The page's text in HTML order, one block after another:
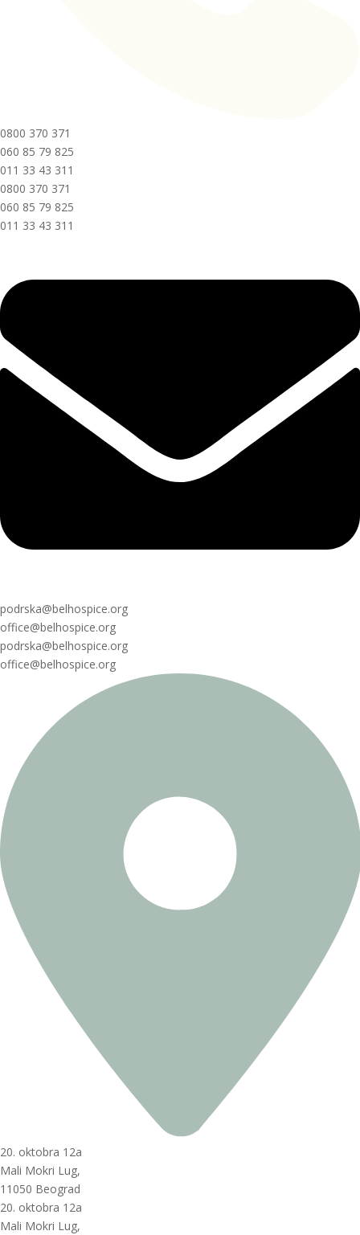
0800 370 371
060 85 79 825
011 33 43 311
0800 370 371
060 85 79 825
011 33 43 311
podrska@belhospice.org
office@belhospice.org
podrska@belhospice.org
office@belhospice.org
20. oktobra 12a
Mali Mokri Lug,
11050 Beograd
20. oktobra 12a
Mali Mokri Lug,